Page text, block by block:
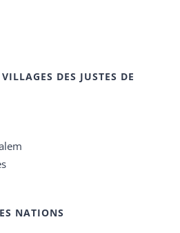
DES JUSTES DE
NATIONS